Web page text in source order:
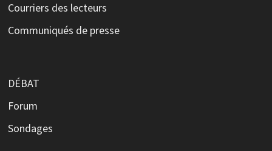
Courriers des lecteurs
Communiqués de presse
DÉBAT
Forum
Sondages